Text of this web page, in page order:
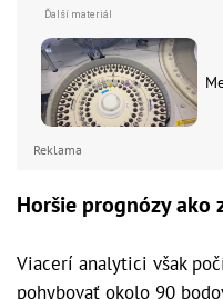
Reklama
Horšie prognózy ako
Viacerí analytici však
pohybovať okolo 90